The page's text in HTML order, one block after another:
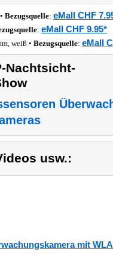
Bezugsquelle: eMall CHF
: eMall CHF 9.95*
weiß • Bezugsquelle: eMall
Nachtsicht-
usw.:
mit